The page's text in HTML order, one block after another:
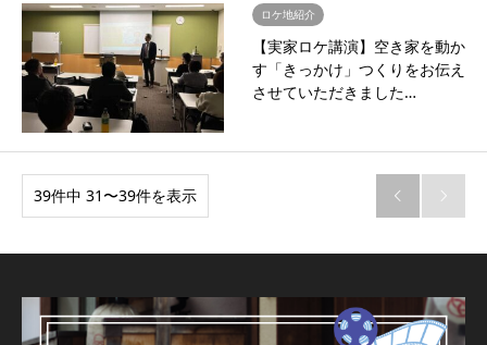
ロケ地紹介
【実家ロケ講演】空き家を動か
す「きっかけ」つくりをお伝え
させていただきました…
39件中 31〜39件を表示  